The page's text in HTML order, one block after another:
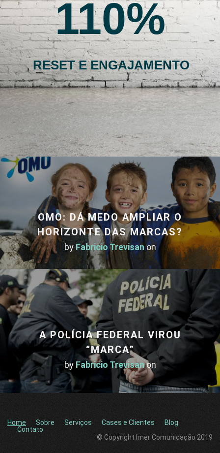
110
RESET E ENGAJAMENTO
OMO: DÁ MEDO AMPLIAR O
HORIZONTE DAS MARCAS?
by Fabricio Trevisanon
A POLÍCIA FEDERAL VIROU
“MARCA”
by Fabricio Trevisanon
Home Sobre Serviços Cases e Clientes
Blog
Contato
© Copyright Imer Comunicação 2019